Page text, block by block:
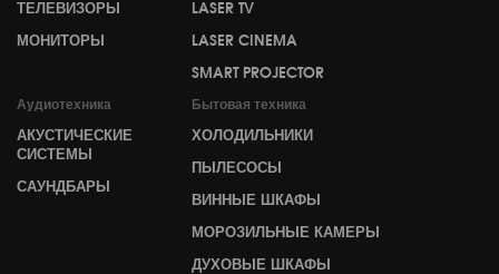
ТЕЛЕВИЗОРЫ
МОНИТОРЫ
LASER TV
LASER CINEMA
SMART PROJECTOR
Аудиотехника
АКУСТИЧЕСКИЕ
СИСТЕМЫ
САУНДБАРЫ
Бытовая техника
ХОЛОДИЛЬНИКИ
ПЫЛЕСОСЫ
ВИННЫЕ ШКАФЫ
МОРОЗИЛЬНЫЕ КАМЕРЫ
ДУХОВЫЕ ШКАФЫ